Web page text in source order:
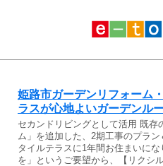
姫路市ガーデンリフォーム
ラスが心地よいガーデンル
セカンドリビングとして活用 既存
ム」を追加した、2期工事のプラ
タイルテラスに1年間お住まいに
を」というご要望から、【リクシ